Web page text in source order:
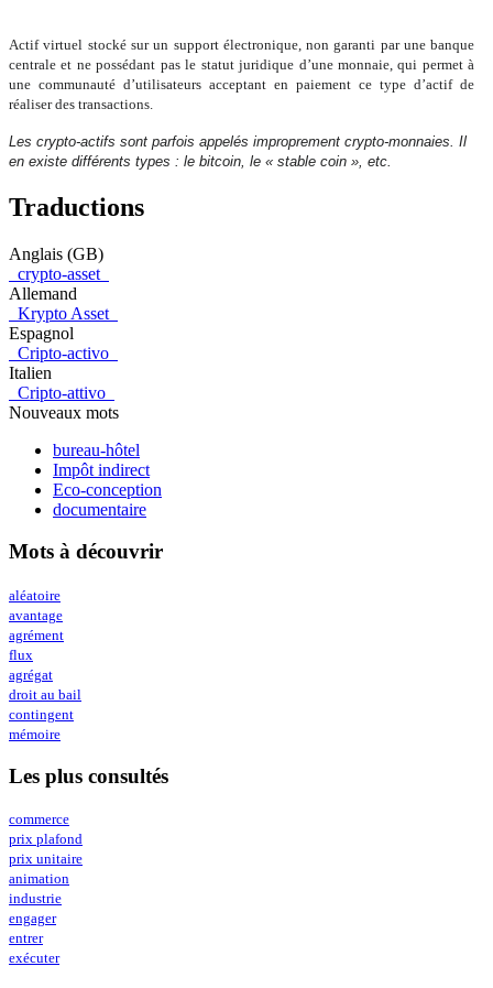
Actif virtuel stocké sur un support électronique, non garanti par une banque
centrale et ne possédant pas le statut juridique d’une monnaie, qui permet à
une communauté d’utilisateurs acceptant en paiement ce type d’actif de
réaliser des transactions.
Les crypto-actifs sont parfois appelés improprement crypto-monnaies. Il
en existe différents types : le bitcoin, le « stable coin », etc.
Traductions
Anglais (GB)
crypto-asset
Allemand
Krypto Asset
Espagnol
Cripto-activo
Italien
Cripto-attivo
Nouveaux mots
bureau-hôtel
Impôt indirect
Eco-conception
documentaire
Mots à découvrir
aléatoire
avantage
agrément
flux
agrégat
droit au bail
contingent
mémoire
Les plus consultés
commerce
prix plafond
prix unitaire
animation
industrie
engager
entrer
exécuter